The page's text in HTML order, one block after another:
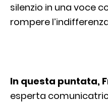
silenzio in una voce
rompere
In questa puntata,
esperta